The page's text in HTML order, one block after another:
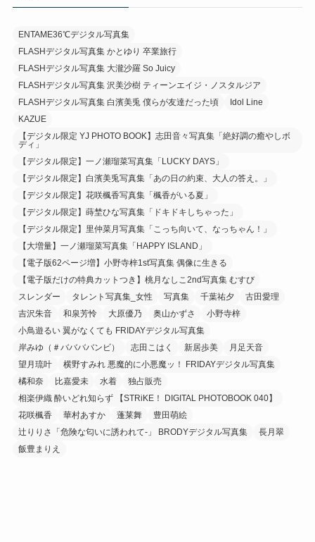
ENTAME36℃デジタル写真集
FLASHデジタル写真集 かとゆり 卒業旅行
FLASHデジタル写真集 大瀧沙羅 So Juicy
FLASHデジタル写真集 沢美沙樹 ティーンエイジ・ノスタルジア
FLASHデジタル写真集 白濱美兎 僕らが友達だった頃
Idol Line
KAZUE
【デジタル限定 YJ PHOTO BOOK】志田音々写真集「絶好調の癒やしボ
ディ」
【デジタル限定】一ノ瀬瑠菜写真集「LUCKY DAYS」
【デジタル限定】白濱美兎写真集「あの日の約束、大人の答え。」
【デジタル限定】花咲楓香写真集「楓香がいる夏」
【デジタル限定】蒔埜ひな写真集「ドキドキしちゃった」
【デジタル限定】里仲菜月写真集「こっち向いて、なっちゃん！」
【大増量】一ノ瀬瑠菜写真集「HAPPY ISLAND」
【電子版62ページ増】小野寺梓1st写真集 偶像に生きる
【電子版だけの特典カットつき】桃月なしこ2nd写真集 むすび
スレンダー
タレント写真集_女性 写真集 千葉祐夕
古田愛理
吉沢朱音
和泉芳怜 大原優乃 奥山かずさ
小野寺梓
小鳥遊るい 翼がなくても FRIDAYデジタル写真集
岸みゆ（＃ババババンビ）
志田こはく 新居歩美
月足天音
望月琉叶
横野すみれ 悪魔的に小悪魔ッ！ FRIDAYデジタル写真集
橘和奈
比嘉愛未 水着
独占販売
相楽伊織 酔いどれ知らず 【STRiKE！ DIGITAL PHOTOBOOK 040】
花咲楓香
華村あすか 蓬莱舞
豊田萌絵
辻りりさ「危険な匂いに誘われて-」 BRODYデジタル写真集
長月翠
飯豊まりえ